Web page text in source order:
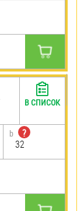
b
?
32
В СПИСОК